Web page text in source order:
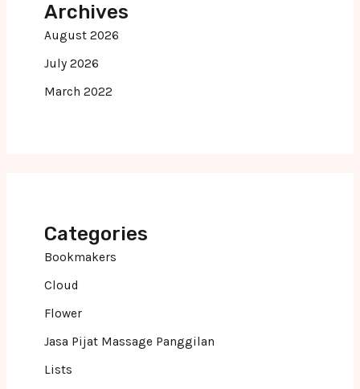
Archives
August 2026
July 2026
March 2022
Categories
Bookmakers
Cloud
Flower
Jasa Pijat Massage Panggilan
Lists